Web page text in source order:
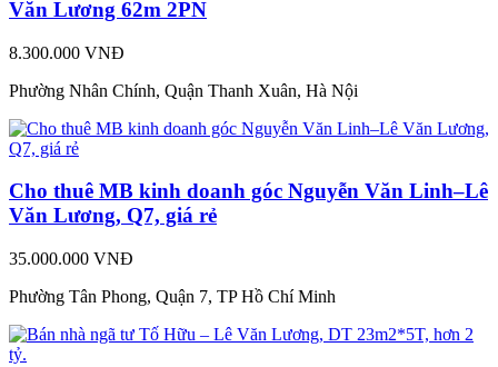
Văn Lương 62m 2PN
8.300.000 VNĐ
Phường Nhân Chính, Quận Thanh Xuân, Hà Nội
Cho thuê MB kinh doanh góc Nguyễn Văn Linh–Lê
Văn Lương, Q7, giá rẻ
35.000.000 VNĐ
Phường Tân Phong, Quận 7, TP Hồ Chí Minh